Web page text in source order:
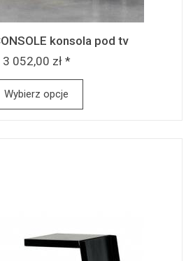
konsola pod tv
3 052,00 zł *
Wybierz opcje